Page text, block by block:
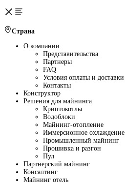
Страна
О компании
Представительства
Партнеры
FAQ
Условия оплаты и доставки
Контакты
Конструктор
Решения для майнинга
Криптокотлы
Водоблоки
Майнинг-отопление
Иммерсионное охлаждение
Промышленный майнинг
Прошивка и разгон
Пул
Партнерский майнинг
Консалтинг
Майнинг отель